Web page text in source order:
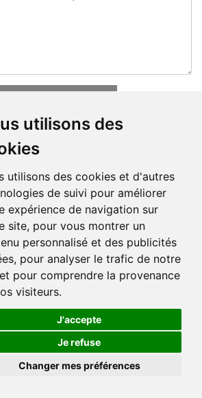
utilisons des
utilisons des cookies et d'autres
de suivi pour améliorer
expérience de navigation sur
site, pour vous montrer un
personnalisé et des publicités
pour analyser le trafic de notre
pour comprendre la provenance
visiteurs.
J'accepte
Je refuse
Changer mes préférences
recopier les chiffres et lettre ci-dessous :
Crébillon, 44000 Nantes - FRANCE - Tél.
— bertrand.malvaux@wanadoo.fr
ÉDITIONS DU CANONNIER SARL au capital
de 47.000 EUROS
077 - N° INTRACOMMUNAUTAIRE CEE FR
30 442 295 077
Mettre à jour vos préférences de cookies